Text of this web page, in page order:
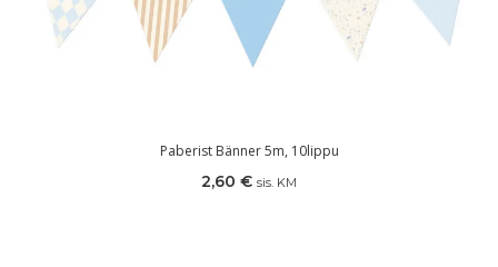
Paberist Bänner 5m, 10lippu
2,60 € sis. KM